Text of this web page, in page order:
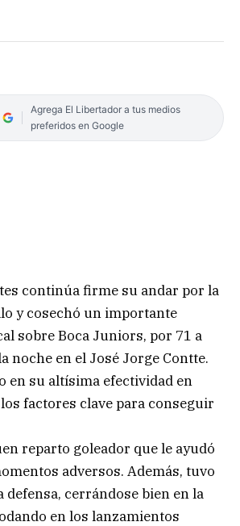
Agrega El Libertador a tus medios
preferidos en Google
continúa firme su andar por la
y cosechó un importante
sobre Boca Juniors, por 71 a
noche en el José Jorge Contte.
en su altísima efectividad en
factores clave para conseguir
reparto goleador que le ayudó
adversos. Además, tuvo
defensa, cerrándose bien en la
en los lanzamientos